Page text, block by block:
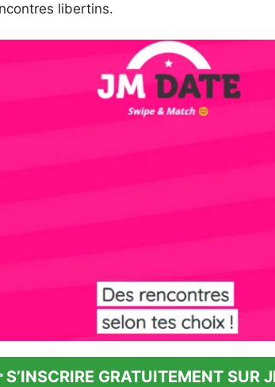
libertins.
S’INSCRIRE GRATUITEMENT SUR